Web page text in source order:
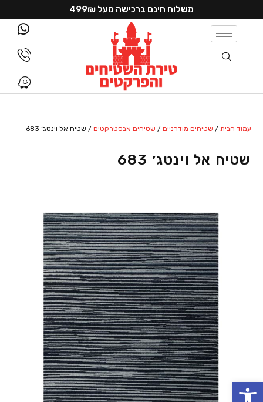
פתח סרגל נגישות
משלוח חינם ברכישה מעל 499₪
עמוד הבית / שטיחים מודרניים / שטיחים אבסטרקטים / שטיח אל וינטג׳ 683
שטיח אל וינטג׳ 683